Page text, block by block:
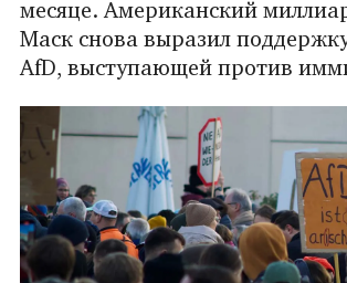
месяце. Американский
Маск снова выразил
AfD, выступающей против